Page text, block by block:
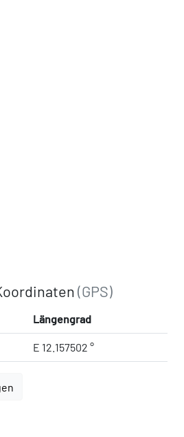
(GPS)
Längengrad
E 12.157502 °